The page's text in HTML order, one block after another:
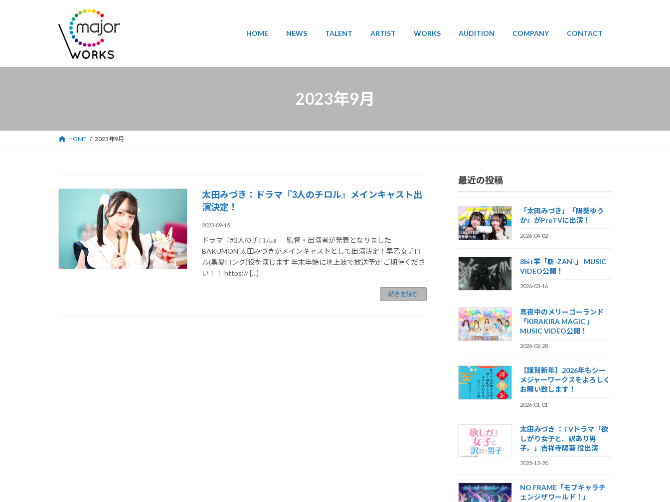
へ
ョ
HOME NEWS TALENT ARTIST WORKS AUDITION COMPANY CONTACT
2023年9月
HOME 2023年9月
太田みづき：ドラマ『3人のチロル』メインキャスト出
演決定！
2023-09-15
ドラマ『#3人のチロル』 監督・出演者が発表となりました
BAKUMON 太田みづきがメインキャストとして出演決定！早乙女チロ
ル(黒髪ロング)役を演じます 年末年始に地上波で放送予定 ご期待くださ
い！！ https:// […]
続きを読む
最近の投稿
「太田みづき」「陽葵ゆう
か」がPreTVに出演！
2026-04-02
8bit零「斬-ZAN-」 MUSIC
VIDEO公開！
2026-03-16
真夜中のメリーゴーランド
「KIRAKIRA MAGIC 」
MUSIC VIDEO公開！
2026-02-28
【謹賀新年】2026年もシー
メジャーワークスをよろしく
お願い致します！
2026-01-01
太田みづき ：TVドラマ「欲
しがり女子と、訳あり男
子。」吉祥寺陽葵 役出演
2025-12-20
NO FRAME「モブキャラチ
ェンジザワールド！」